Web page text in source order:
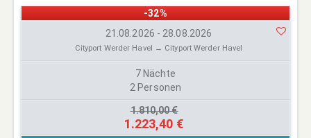
-32%
21.08.2026 - 28.08.2026
Cityport Werder Havel → Cityport Werder Havel
7 Nächte
2 Personen
1.810,00 €
1.223,40 €